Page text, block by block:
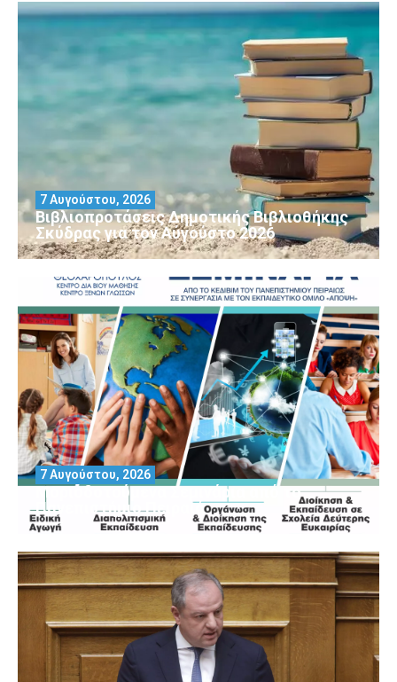
Βιβλιοπροτάσεις Δημοτικής Βιβλιοθήκης
Σκύδρας για τον Αύγούστο 2026
7 Αυγούστου, 2026
Μοριοδοτούμενα Σεμινάρια από το
Πανεπιστήμιο Πειραιά
7 Αυγούστου, 2026